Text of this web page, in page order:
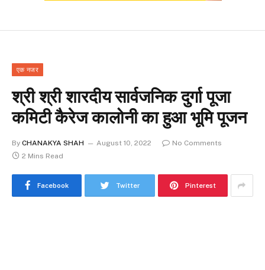
एक नजर
श्री श्री शारदीय सार्वजनिक दुर्गा पूजा
कमिटी कैरेज कालोनी का हुआ भूमि पूजन
By CHANAKYA SHAH August 10, 2022
No Comments
2 Mins Read
Facebook Twitter Pinterest